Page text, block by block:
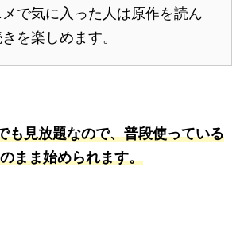
で気に入った人は原作を読ん
を楽しめます。
も見放題なので、普段使っている
まま始められます。